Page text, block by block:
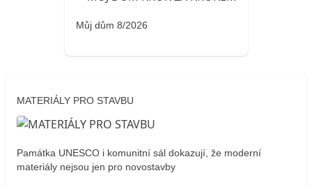
Můj dům 8/2026
MATERIÁLY PRO STAVBU
Památka UNESCO i komunitní sál dokazují, že moderní
materiály nejsou jen pro novostavby